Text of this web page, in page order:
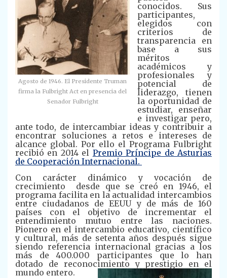
Agosto de 1946. El Presidente Truman
firma la Fulbright Act en presencia del
Senador Fulbright
conocidos. Sus
participantes,
elegidos con
criterios de
transparencia en
base a sus
méritos
académicos y
profesionales y
potencial de
liderazgo, tienen
la oportunidad de
estudiar, enseñar
e investigar pero,
ante todo, de intercambiar ideas y contribuir a
encontrar soluciones a retos e intereses de
alcance global. Por ello el Programa Fulbright
recibió en 2014 el Premio Príncipe de Asturias
de Cooperación Internacional.
Con carácter dinámico y vocación de
crecimiento desde que se creó en 1946, el
programa facilita en la actualidad intercambios
entre ciudadanos de EEUU y de más de 160
países con el objetivo de incrementar el
entendimiento mutuo entre las naciones.
Pionero en el intercambio educativo, científico
y cultural, más de setenta años después sigue
siendo referencia internacional gracias a los
más de 400.000 participantes que lo han
dotado de reconocimiento y prestigio en el
mundo entero.